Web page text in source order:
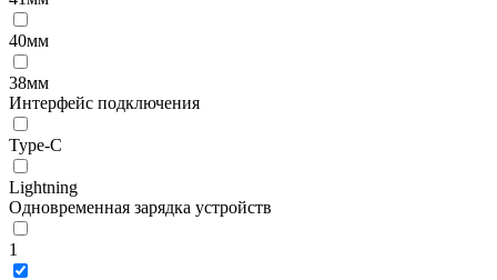
40мм
38мм
Интерфейс подключения
Type-C
Lightning
Одновременная зарядка устройств
1